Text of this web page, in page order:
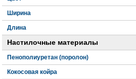
Ширина
Длина
Настилочные материалы
Пенополиуретан (поролон)
Кокосовая койра